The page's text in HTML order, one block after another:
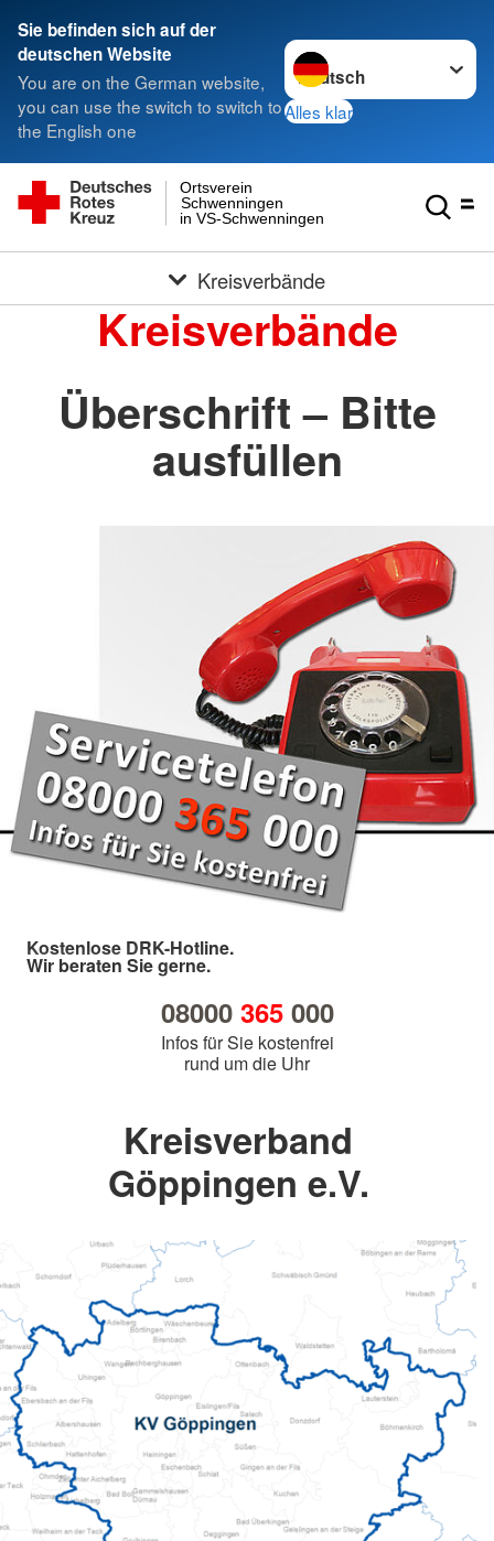
Sie befinden sich auf der
deutschen Website
You are on the German website,
you can use the switch to switch to
the English one
Sprache wechseln zu
Alles klar
in VS-Schwenningen
Schwenningen
Ortsverein
Kreisverbände
Kreisverbände
Überschrift – Bitte
ausfüllen
Kostenlose DRK-Hotline.
Wir beraten Sie gerne.
08000 365000
Infos für Sie kostenfrei
rund um die Uhr
Kreisverband
Göppingen e.V.